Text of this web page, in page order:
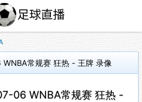
常规赛 狂热 - 王牌 录像
06 WNBA常规赛 狂热 -